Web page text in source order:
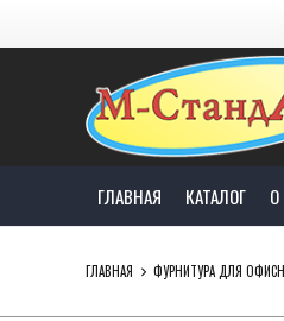
ГЛАВНАЯ КАТАЛОГ
ГЛАВНАЯ ФУРНИТУРА ДЛЯ